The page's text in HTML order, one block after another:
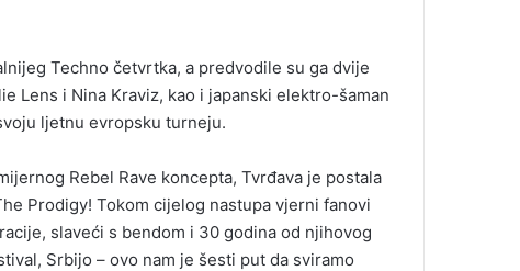
Techno četvrtka, a predvodile su ga dvije
Lens i Nina Kraviz, kao i japanski elektro-šaman
ljetnu evropsku turneju.
Rebel Rave koncepta, Tvrđava je postala
Prodigy! Tokom cijelog nastupa vjerni fanovi
slaveći s bendom i 30 godina od njihovog
Srbijo – ovo nam je šesti put da sviramo